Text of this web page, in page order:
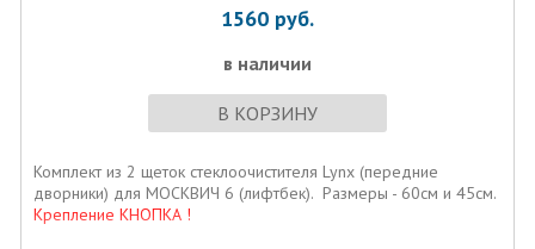
1560 руб.
в наличии
В КОРЗИНУ
Комплект из 2 щеток стеклоочистителя Lynx (передние
дворники) для МОСКВИЧ 6 (лифтбек). Размеры - 60см и 45см.
Крепление КНОПКА !